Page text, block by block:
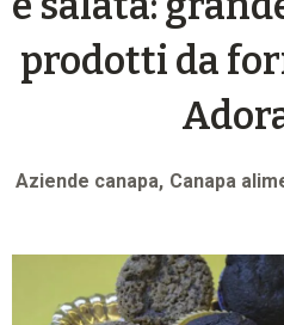
prodotti da
Aziende canapa Canapa